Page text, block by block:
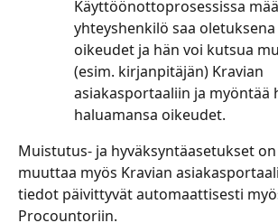
Käyttöönottoprosessissa
yhteyshenkilö saa
oikeudet ja hän voi kutsua
(esim. kirjanpitäjän) Kravian
asiakasportaaliin ja myöntää
haluamansa oikeudet.
Muistutus- ja hyväksyntäasetukset
muuttaa myös Kravian
tiedot päivittyvät automaattisesti
Procountoriin.